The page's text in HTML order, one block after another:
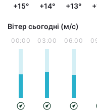
+15° +14° +13°
Вітер сьогодні (м/с)
00:00 03:00 06:00